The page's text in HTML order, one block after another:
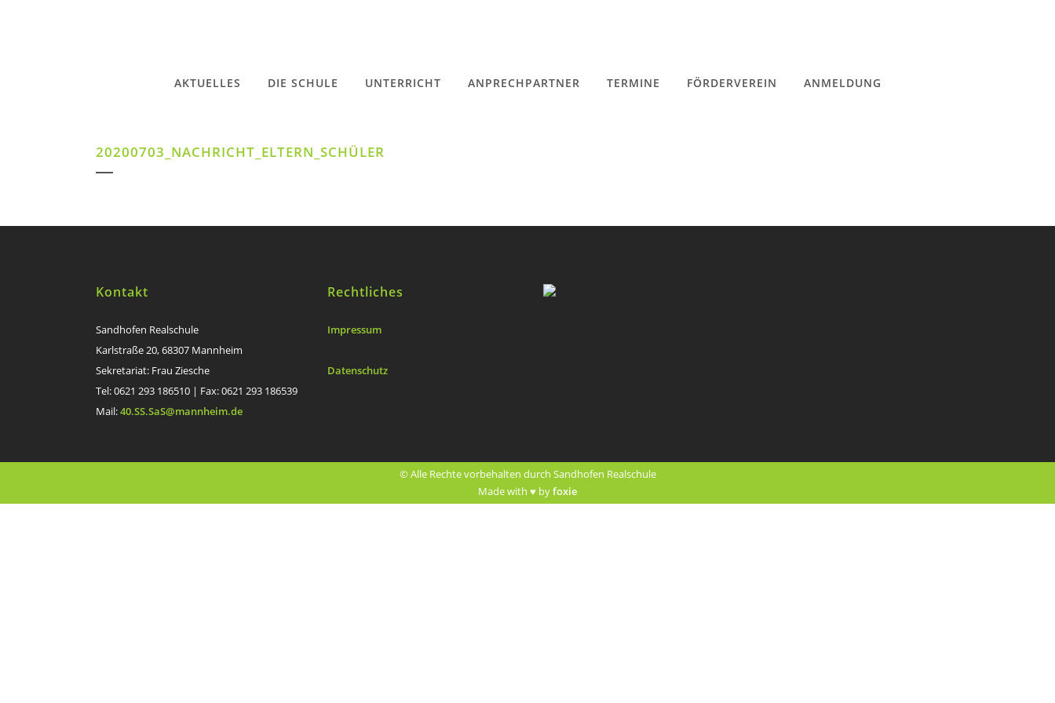
AKTUELLES DIE SCHULE UNTERRICHT ANPRECHPARTNER TERMINE FÖRDERVEREIN ANMELDUNG
20200703_NACHRICHT_ELTERN_SCHÜLER
Kontakt
Sandhofen Realschule
Karlstraße 20, 68307 Mannheim
Sekretariat: Frau Ziesche
Tel: 0621 293 186510 | Fax: 0621 293 186539
Mail:40.SS.SaS@mannheim.de
Rechtliches
Impressum
Datenschutz
© Alle Rechte vorbehalten durch Sandhofen Realschule
Made with ♥ byfoxie